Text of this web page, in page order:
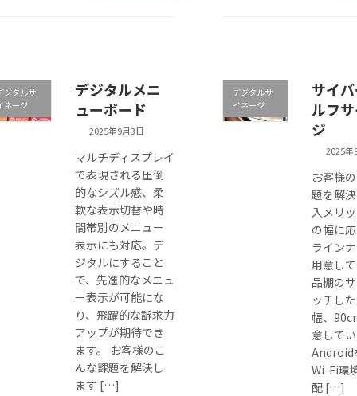
ジタルサ
ネージ
デジタルメニ
ューボード
2025年9月3日
マルチディスプレイ
で表現される圧倒
的なシズル感、柔
軟な表示切替や時
間帯別のメニュー
表示にも対応。デ
ジタルにすること
で、先進的なメニュ
ー表示が可能にな
り、飛躍的な訴求力
アップが期待でき
ます。 お客様のこ
んな課題を解決し
ます […]
デジタルサ
イネージ
サイ
ルフ
ジ
2025年
お客様
題を解
入メリ
の幅に
ライン
用意し
品棚の
ッチし
幅、
意して
Android
Wi-Fi環
配 […]